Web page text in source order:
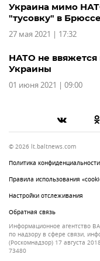
Украина мимо
"тусовку" в
27 мая 2021 | 17:32
НАТО не ввяжется
Украины
01 июня 2021 | 09:00
© 2026 lt.baltnews.com
Политика конфиденциальности
Правила использования
Настройки отслеживания
Обратная связь
Информационное агентство
по надзору в сфере связи,
(Роскомнадзор) 17 августа
73480